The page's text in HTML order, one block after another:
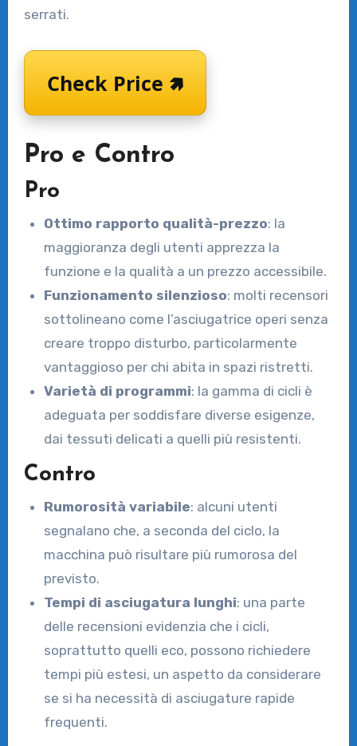
serrati.
Check Price 🢅
Pro e Contro
Pro
Ottimo rapporto qualità-prezzo: la
maggioranza degli utenti apprezza la
funzione e la qualità a un prezzo accessibile.
Funzionamento silenzioso: molti recensori
sottolineano come l’asciugatrice operi senza
creare troppo disturbo, particolarmente
vantaggioso per chi abita in spazi ristretti.
Varietà di programmi: la gamma di cicli è
adeguata per soddisfare diverse esigenze,
dai tessuti delicati a quelli più resistenti.
Contro
Rumorosità variabile: alcuni utenti
segnalano che, a seconda del ciclo, la
macchina può risultare più rumorosa del
previsto.
Tempi di asciugatura lunghi: una parte
delle recensioni evidenzia che i cicli,
soprattutto quelli eco, possono richiedere
tempi più estesi, un aspetto da considerare
se si ha necessità di asciugature rapide
frequenti.